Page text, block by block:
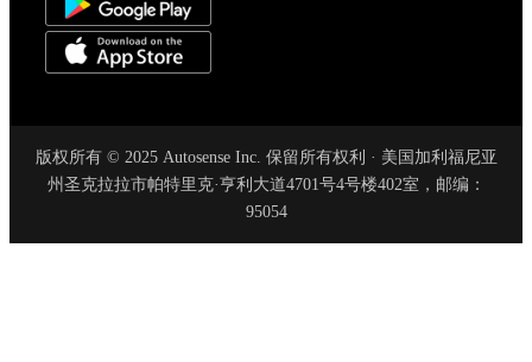
版权所有 © 2025 Autosense Inc. 保留所有权利 · 美国加利福尼亚
州圣克拉拉市帕特里克·亨利大道4701号4号楼402室，邮编：
95054